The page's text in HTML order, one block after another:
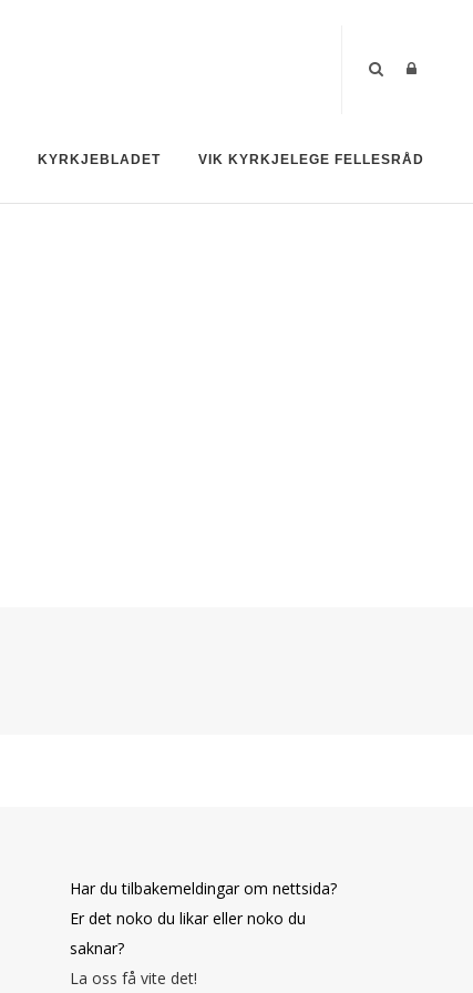
KYRKJEBLADET VIK KYRKJELEGE FELLESRÅD
Har du tilbakemeldingar om nettsida?
Er det noko du likar eller noko du
saknar?
La oss få vite det!